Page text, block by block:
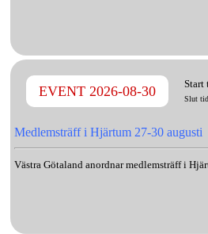
EVENT 2026-08-30 Start
Slut
Medlemsträff i Hjärtum 27-30 augusti
Västra Götaland anordnar medlemsträff i